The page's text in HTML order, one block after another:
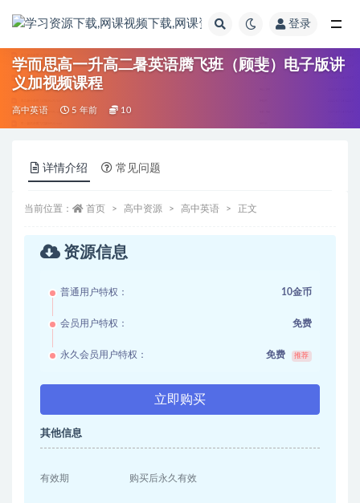
登录
学而思高一升高二暑英语腾飞班（顾斐）电子版讲
义加视频课程
高中英语 5 年前 10
详情介绍 常见问题
当前位置： 首页 高中资源 高中英语 正文
资源信息
普通用户特权： 10金币
会员用户特权： 免费
永久会员用户特权： 免费 推荐
立即购买
其他信息
有效期 购买后永久有效